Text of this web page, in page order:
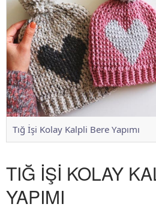
Tığ İşi Kolay Kalpli Bere Yapımı
TIĞ İŞİ KOLAY
YAPIMI